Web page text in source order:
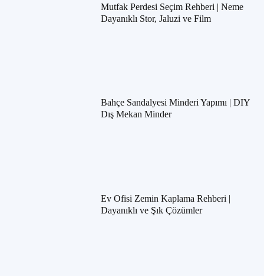
Mutfak Perdesi Seçim Rehberi | Neme
Dayanıklı Stor, Jaluzi ve Film
Bahçe Sandalyesi Minderi Yapımı | DIY
Dış Mekan Minder
Ev Ofisi Zemin Kaplama Rehberi |
Dayanıklı ve Şık Çözümler